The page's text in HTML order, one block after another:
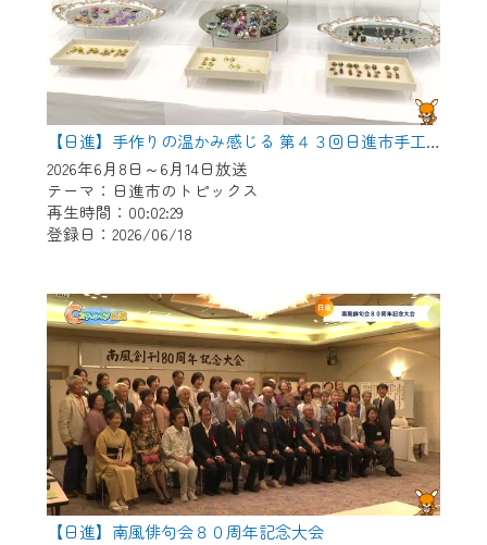
【日進】手作りの温かみ感じる 第４３回日進市手工芸連盟展
2026年6月8日～6月14日放送
テーマ：日進市のトピックス
再生時間：00:02:29
登録日：2026/06/18
【日進】南風俳句会８０周年記念大会